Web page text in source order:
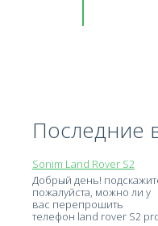
Последние
Sonim Land Rover S2
Добрый день!
пожалуйста, можно ли у
вас перепрошить
телефон land rover S2